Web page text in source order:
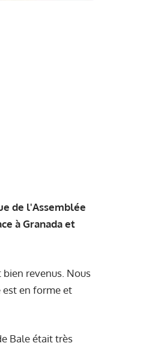
de l'Assemblée
à Granada et
bien revenus. Nous
en forme et
Bale était très